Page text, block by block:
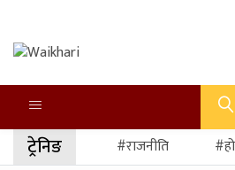
ट्रेनिङ #राजनीति